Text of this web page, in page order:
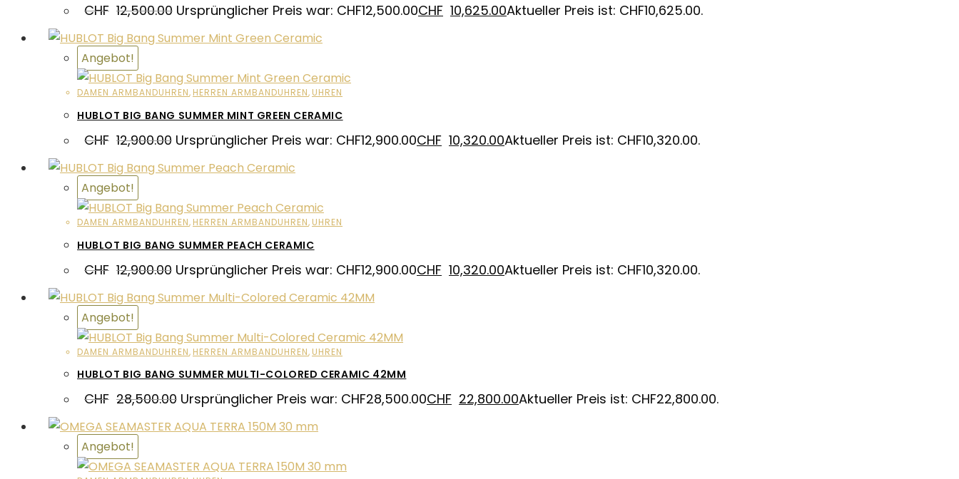
CHF 12,500.00 Ursprünglicher Preis war: CHF12,500.00CHF 10,625.00Aktueller Preis ist: CHF10,625.00.
Angebot!
DAMEN ARMBANDUHREN, HERREN ARMBANDUHREN, UHREN
HUBLOT BIG BANG SUMMER MINT GREEN CERAMIC
CHF 12,900.00 Ursprünglicher Preis war: CHF12,900.00CHF 10,320.00Aktueller Preis ist: CHF10,320.00.
Angebot!
DAMEN ARMBANDUHREN, HERREN ARMBANDUHREN, UHREN
HUBLOT BIG BANG SUMMER PEACH CERAMIC
CHF 12,900.00 Ursprünglicher Preis war: CHF12,900.00CHF 10,320.00Aktueller Preis ist: CHF10,320.00.
Angebot!
DAMEN ARMBANDUHREN, HERREN ARMBANDUHREN, UHREN
HUBLOT BIG BANG SUMMER MULTI-COLORED CERAMIC 42MM
CHF 28,500.00 Ursprünglicher Preis war: CHF28,500.00CHF 22,800.00Aktueller Preis ist: CHF22,800.00.
Angebot!